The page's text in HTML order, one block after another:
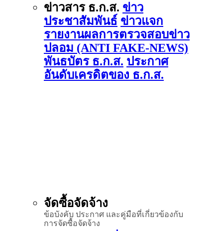
ข่าวสาร ธ.ก.ส. ข่าว
ประชาสัมพันธ์ ข่าวแจก
รายงานผลการตรวจสอบข่าว
ปลอม (ANTI FAKE-NEWS)
พันธบัตร ธ.ก.ส. ประกาศ
อันดับเครดิตของ ธ.ก.ส.
จัดซื้อจัดจ้าง
ข้อบังคับ ประกาศ และคู่มือที่เกี่ยวข้องกับ
การจัดซื้อจัดจ้าง